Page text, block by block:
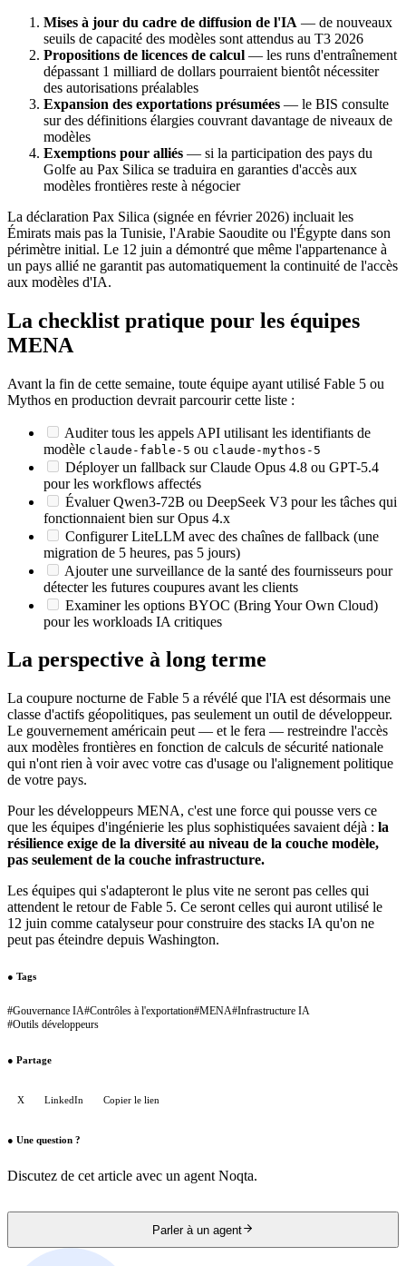
Mises à jour du cadre de diffusion de l'IA — de nouveaux
seuils de capacité des modèles sont attendus au T3 2026
Propositions de licences de calcul — les runs d'entraînement
dépassant 1 milliard de dollars pourraient bientôt nécessiter
des autorisations préalables
Expansion des exportations présumées — le BIS consulte
sur des définitions élargies couvrant davantage de niveaux de
modèles
Exemptions pour alliés — si la participation des pays du
Golfe au Pax Silica se traduira en garanties d'accès aux
modèles frontières reste à négocier
La déclaration Pax Silica (signée en février 2026) incluait les
Émirats mais pas la Tunisie, l'Arabie Saoudite ou l'Égypte dans son
périmètre initial. Le 12 juin a démontré que même l'appartenance à
un pays allié ne garantit pas automatiquement la continuité de l'accès
aux modèles d'IA.
La checklist pratique pour les équipes
MENA
Avant la fin de cette semaine, toute équipe ayant utilisé Fable 5 ou
Mythos en production devrait parcourir cette liste :
Auditer tous les appels API utilisant les identifiants de
modèle claude-fable-5 ou claude-mythos-5
Déployer un fallback sur Claude Opus 4.8 ou GPT-5.4
pour les workflows affectés
Évaluer Qwen3-72B ou DeepSeek V3 pour les tâches qui
fonctionnaient bien sur Opus 4.x
Configurer LiteLLM avec des chaînes de fallback (une
migration de 5 heures, pas 5 jours)
Ajouter une surveillance de la santé des fournisseurs pour
détecter les futures coupures avant les clients
Examiner les options BYOC (Bring Your Own Cloud)
pour les workloads IA critiques
La perspective à long terme
La coupure nocturne de Fable 5 a révélé que l'IA est désormais une
classe d'actifs géopolitiques, pas seulement un outil de développeur.
Le gouvernement américain peut — et le fera — restreindre l'accès
aux modèles frontières en fonction de calculs de sécurité nationale
qui n'ont rien à voir avec votre cas d'usage ou l'alignement politique
de votre pays.
Pour les développeurs MENA, c'est une force qui pousse vers ce
que les équipes d'ingénierie les plus sophistiquées savaient déjà : la
résilience exige de la diversité au niveau de la couche modèle,
pas seulement de la couche infrastructure.
Les équipes qui s'adapteront le plus vite ne seront pas celles qui
attendent le retour de Fable 5. Ce seront celles qui auront utilisé le
12 juin comme catalyseur pour construire des stacks IA qu'on ne
peut pas éteindre depuis Washington.
● Tags
#Gouvernance IA#Contrôles à l'exportation#MENA#Infrastructure IA
#Outils développeurs
● Partage
X LinkedIn Copier le lien
● Une question ?
Discutez de cet article avec un agent Noqta.
Parler à un agent